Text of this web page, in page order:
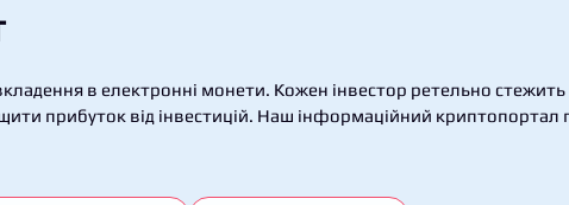
в електронні монети. Кожен інвестор ретельно
прибуток від інвестицій. Наш інформаційний криптопортал